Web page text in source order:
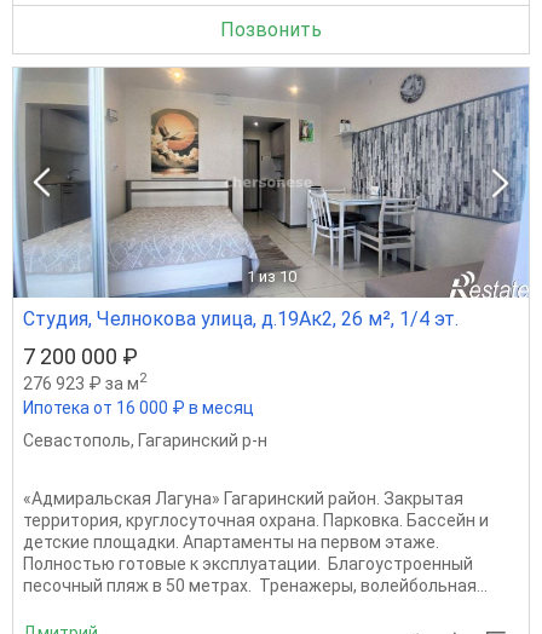
Позвонить
1 из 10
Студия, Челнокова улица, д.19Ак2, 26 м², 1/4 эт.
7 200 000 ₽
276 923 ₽ за м2
Ипотека от 16 000 ₽ в месяц
Севастополь, Гагаринский р-н
«Aдмирaльскaя Лагуна» Гагаринский район. Закрытая
территория, круглосуточная охрана. Парковка. Бассейн и
детские площадки. Апартаменты на первом этаже.
Полностью готовые к эксплуатации. Благоустроенный
песочный пляж в 50 метрах. Тренажеры, волейбольная...